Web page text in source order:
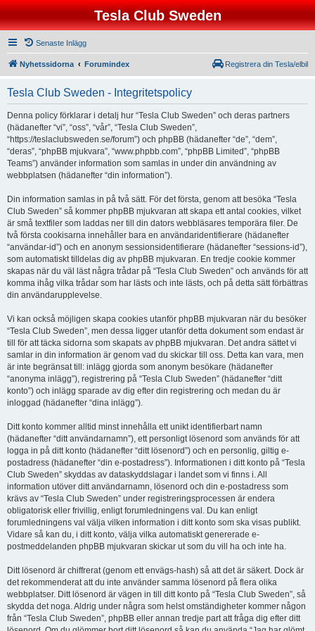
Tesla Club Sweden
Senaste Inlägg
Nyhetssidorna Forumindex Registrera din Tesla/elbil
Tesla Club Sweden - Integritetspolicy
Denna policy förklarar i detalj hur “Tesla Club Sweden” och deras partners
(hädanefter “vi”, “oss”, “vår”, “Tesla Club Sweden”,
“https://teslaclubsweden.se/forum”) och phpBB (hädanefter “de”, “dem”,
“deras”, “phpBB mjukvara”, “www.phpbb.com”, “phpBB Limited”, “phpBB
Teams”) använder information som samlas in under din användning av
webbplatsen (hädanefter “din information”).
Din information samlas in på två sätt. För det första, genom att besöka “Tesla
Club Sweden” så kommer phpBB mjukvaran att skapa ett antal cookies, vilket
är små textfiler som laddas ner till din dators webbläsares temporära filer. De
två första cookisarna innehåller bara en användaridentifierare (hädanefter
“användar-id”) och en anonym sessionsidentifierare (hädanefter “sessions-id”),
som automatiskt tilldelas dig av phpBB mjukvaran. En tredje cookie kommer
skapas när du väl läst några trådar på “Tesla Club Sweden” och används för att
komma ihåg vilka trådar som har lästs och inte lästs, och på detta sätt förbättras
din användarupplevelse.
Vi kan också möjligen skapa cookies utanför phpBB mjukvaran när du besöker
“Tesla Club Sweden”, men dessa ligger utanför detta dokument som endast är
till för att täcka sidorna som skapats av phpBB mjukvaran. Det andra sättet vi
samlar in din information är genom vad du skickar till oss. Detta kan vara, men
är inte begränsat till: inlägg gjorda som anonym besökare (hädanefter
“anonyma inlägg”), registrering på “Tesla Club Sweden” (hädanefter “ditt
konto”) och inlägg sparade av dig efter din registrering och medan du är
inloggad (hädanefter “dina inlägg”).
Ditt konto kommer alltid minst innehålla ett unikt identifierbart namn
(hädanefter “ditt användarnamn”), ett personligt lösenord som används för att
logga in på ditt konto (hädanefter “ditt lösenord”) och en personlig, giltig e-
postadress (hädanefter “din e-postadress”). Informationen i ditt konto på “Tesla
Club Sweden” skyddas av dataskyddslagar i landet som vi finns i. All
information utöver ditt användarnamn, lösenord och din e-postadress som
krävs av “Tesla Club Sweden” under registreringsprocessen är endera
obligatorisk eller frivillig, enligt forumledningens val. Du kan enligt
forumledningens val välja vilken information i ditt konto som ska visas publikt.
Vidare så kan du, i ditt konto, välja vilka automatiskt genererade e-
postmeddelanden phpBB mjukvaran skickar ut som du vill ha och inte ha.
Ditt lösenord är chiffrerat (genom ett envägs-hash) så att det är säkert. Dock är
det rekommenderat att du inte använder samma lösenord på flera olika
webbplatser. Ditt lösenord är vägen in till ditt konto på “Tesla Club Sweden”, så
skydda det noga. Aldrig under några som helst omständigheter kommer någon
från “Tesla Club Sweden”, phpBB eller annan tredje part att fråga dig efter ditt